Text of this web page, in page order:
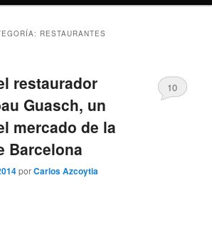
RESTAURANTES
restaurador
Guasch, un
mercado de la
Barcelona
porCarlos Azcoytia
10